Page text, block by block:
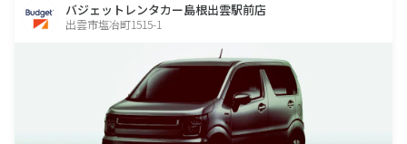
バジェットレンタカー島根出雲駅前店
出雲市塩冶町1515-1